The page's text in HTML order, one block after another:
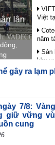
lân
Việt
năm
Sản
khu
nhất
lượng
đạt
gây ra lạm
7/8:
giữ vững
cung